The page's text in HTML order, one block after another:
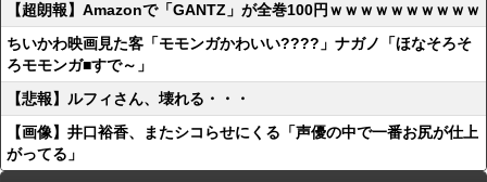
【超朗報】Amazonで「GANTZ」が全巻100円ｗｗｗｗｗｗｗｗｗｗ
ちいかわ映画見た客「モモンガかわいい????」ナガノ「ほなそろそ
ろモモンガ■すで～」
【悲報】ルフィさん、壊れる・・・
【画像】井口裕香、またシコらせにくる「声優の中で一番お尻が仕上
がってる」